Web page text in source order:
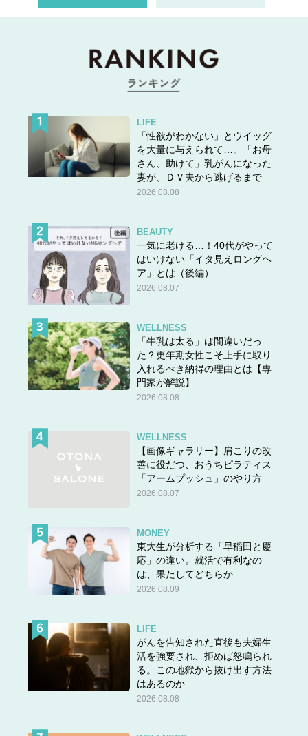
LIFE
「性欲がわかない」とウイッグ
を大量に与えられて…。「お母
さん、助けて」乳がんになった
妻が、ＤＶ夫から逃げるまで
2026.08.08
BEAUTY
一気に老ける…！40代がやって
はいけない「イタ見えロングヘ
ア」とは（後編）
2026.08.07
WELLNESS
「牛乳は太る」は間違いだっ
た？更年期女性こそ上手に取り
入れるべき納得の理由とは【専
門家が解説】
2026.08.08
WELLNESS
【画像ギャラリー】肩こりの改
善に役だつ、おうちピラティス
「アームプッシュ」のやり方
2026.08.07
MONEY
東大生が分析する「早稲田と慶
応」の違い。就活で有利なの
は、果たしてどちらか
2026.08.09
LIFE
がんを告知された直後も夫婦生
活を強要され、拒めば怒鳴られ
る。この地獄から抜け出す方法
はあるのか
2026.08.08